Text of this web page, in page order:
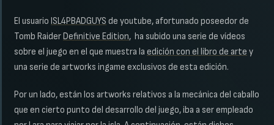
El usuario ISL4PBADGUYS de youtube, afortunado poseedor de
Tomb RaiderDefinitive Edition, ha subido una serie de vídeos
sobre el juego en el que muestra la edición con el libro de arte y
una serie de artworks ingame exclusivos de esta edición.
Por un lado, están los artworks relativos a la mecánica del caballo
que en cierto punto del desarrollo del juego, iba a ser empleado